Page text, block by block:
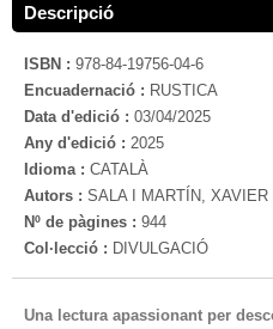
Descripció
ISBN : 978-84-19756-04-6
Encuadernació : RUSTICA
Data d'edició : 03/04/2025
Any d'edició : 2025
Idioma : CATALÀ
Autors : SALA I MARTÍN, XAVIER
Nº de pàgines : 944
Col·lecció : DIVULGACIÓ
Una lectura apassionant per